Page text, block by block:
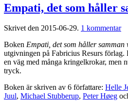
Empati, det som håller
Skrivet den 2015-06-29. 1 kommentartill
Boken Empati, det som håller samman
utgivningen på Fabricius Resurs förlag.
en väg med många kringelkrokar, men
tryck.
Boken är skriven av 6 författare: Helle
Juul, Michael Stubberup, Peter Høeg